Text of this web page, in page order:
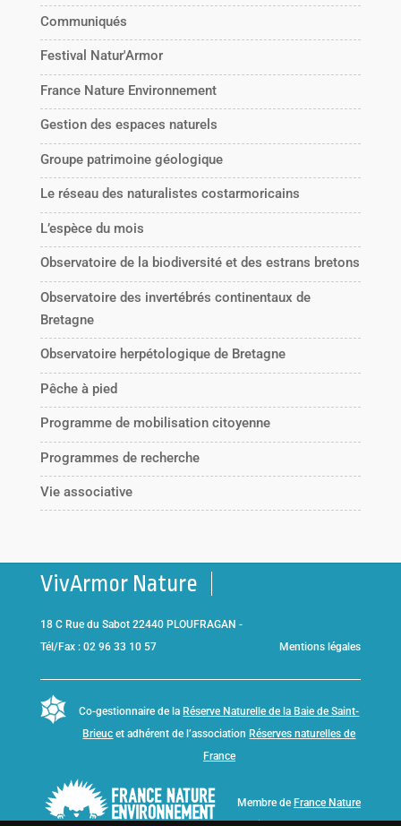
Communiqués
Festival Natur'Armor
France Nature Environnement
Gestion des espaces naturels
Groupe patrimoine géologique
Le réseau des naturalistes costarmoricains
L’espèce du mois
Observatoire de la biodiversité et des estrans bretons
Observatoire des invertébrés continentaux de
Bretagne
Observatoire herpétologique de Bretagne
Pêche à pied
Programme de mobilisation citoyenne
Programmes de recherche
Vie associative
VivArmor Nature
18 C Rue du Sabot 22440 PLOUFRAGAN -
Tél/Fax : 02 96 33 10 57
Mentions légales
Co-gestionnaire de la Réserve Naturelle de la Baie de Saint-
Brieuc et adhérent de l’association Réserves naturelles de
France
Membre de France Nature